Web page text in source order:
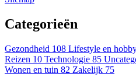
Categorieën
Gezondheid 108 Lifestyle en
Reizen 10 Technologie 85
Wonen en tuin 82 Zakelijk 75